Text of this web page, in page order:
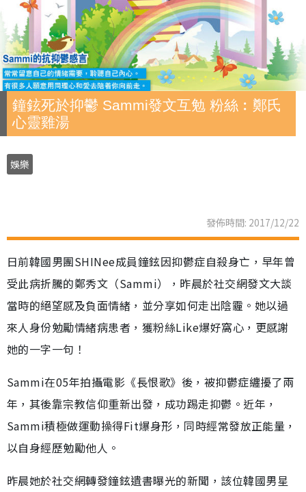
鐘鉉死於抑鬱 Sammi發文互勉 粉絲︰鄭氏
心靈雞湯
娛樂
發佈時間: 2017/12/22
日前韓國男團SHINee成員鐘鉉因抑鬱症自殺身亡，早年曾
受此病折騰的鄭秀文（Sammi），昨晨於社交網發文大談
當時的絕望感及負面情緒，並分享如何走出陰霾。她以過
來人身份勉勵情緒病患者，獲粉絲Like爆好窩心，更感謝
她的一字一句！
Sammi在05年拍攝電影《長恨歌》後，被抑鬱症纏擾了兩
年，其後靠宗教信仰重新出發，成功踢走抑鬱。近年，
Sammi積極做運動操得Fit爆身形，同時經常發放正能量，
以自身經歷勉勵他人。
昨晨她於社交網轉發鐘鉉遺書曝光的新聞，該位韓國男星